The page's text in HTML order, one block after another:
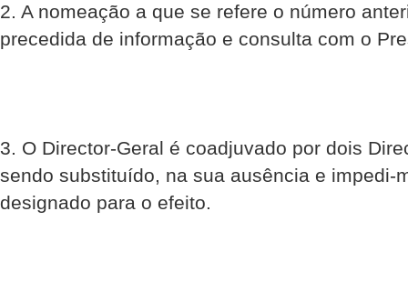
2. A nomeação a que se refere o número
precedida de informação e consulta com o
3. O Director-Geral é coadjuvado por dois
sendo substituído, na sua ausência e impedi-
designado para o efeito.